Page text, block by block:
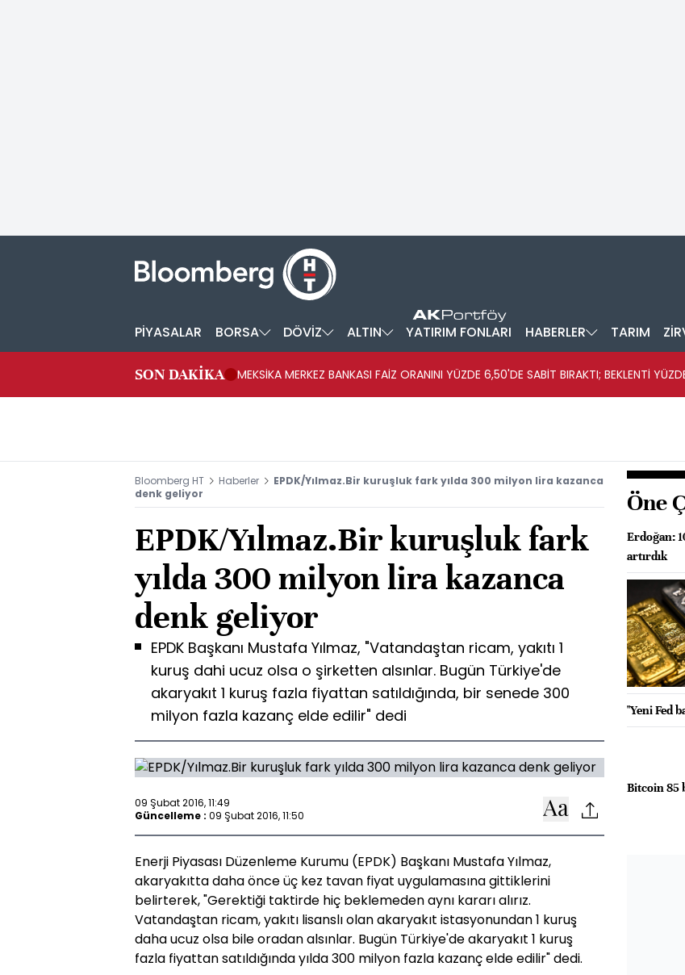
PİYASALAR BORSA DÖVİZ ALTIN YATIRIM FONLARI HABERLER TARIM
SON DAKİKA MEKSİKA MERKEZ BANKASI FAİZ ORANINI YÜZDE 6,50'DE SABİT BIRAKTI; BEKLENTİ
Bloomberg HT Haberler
EPDK/Yılmaz.Bir kuruşluk fark yılda 300 milyon lira kazanca
denk geliyor
EPDK/Yılmaz.Bir kuruşluk fark
yılda 300 milyon lira kazanca
denk geliyor
EPDK Başkanı Mustafa Yılmaz, "Vatandaştan ricam, yakıtı 1
kuruş dahi ucuz olsa o şirketten alsınlar. Bugün Türkiye'de
akaryakıt 1 kuruş fazla fiyattan satıldığında, bir senede 300
milyon fazla kazanç elde edilir" dedi
09 Şubat 2016, 11:49
Güncelleme : 09 Şubat 2016, 11:50
Enerji Piyasası Düzenleme Kurumu (EPDK) Başkanı Mustafa Yılmaz,
akaryakıtta daha önce üç kez tavan fiyat uygulamasına gittiklerini
belirterek, "Gerektiği taktirde hiç beklemeden aynı kararı alırız.
Vatandaştan ricam, yakıtı lisanslı olan akaryakıt istasyonundan 1 kuruş
daha ucuz olsa bile oradan alsınlar. Bugün Türkiye'de akaryakıt 1 kuruş
fazla fiyattan satıldığında yılda 300 milyon fazla kazanç elde edilir" dedi.
Öne
Erdoğan:
artırdık
"Yeni Fed
Bitcoin 85